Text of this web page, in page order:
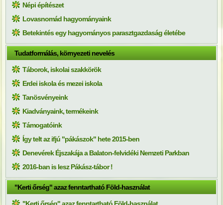
Népi építészet
Lovasnomád hagyományaink
Betekintés egy hagyományos parasztgazdaság életébe
Tudatformálás, környezeti nevelés
Táborok, iskolai szakkörök
Erdei iskola és mezei iskola
Tanösvényeink
Kiadványaink, termékeink
Támogatóink
Így telt az ifjú "pákászok" hete 2015-ben
Denevérek Éjszakája a Balaton-felvidéki Nemzeti Parkban
2016-ban is lesz Pákász-tábor !
"Kerti őrség" azaz fenntartható Föld-használat
"Kerti őrség" azaz fenntartható Föld-használat